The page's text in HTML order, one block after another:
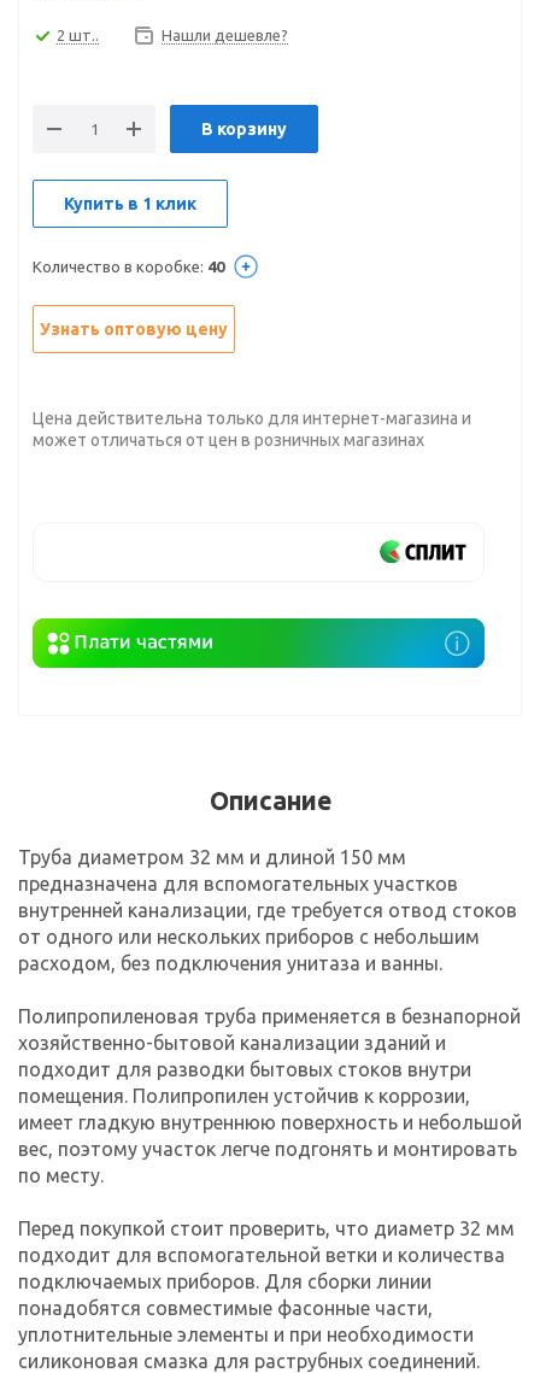
2 шт.. Нашли дешевле?
В корзину
Купить в 1 клик
Количество в коробке: 40
Узнать оптовую цену
Цена действительна только для интернет-магазина и
может отличаться от цен в розничных магазинах
Описание
Труба диаметром 32 мм и длиной 150 мм
предназначена для вспомогательных участков
внутренней канализации, где требуется отвод стоков
от одного или нескольких приборов с небольшим
расходом, без подключения унитаза и ванны.
Полипропиленовая труба применяется в безнапорной
хозяйственно-бытовой канализации зданий и
подходит для разводки бытовых стоков внутри
помещения. Полипропилен устойчив к коррозии,
имеет гладкую внутреннюю поверхность и небольшой
вес, поэтому участок легче подгонять и монтировать
по месту.
Перед покупкой стоит проверить, что диаметр 32 мм
подходит для вспомогательной ветки и количества
подключаемых приборов. Для сборки линии
понадобятся совместимые фасонные части,
уплотнительные элементы и при необходимости
силиконовая смазка для раструбных соединений.